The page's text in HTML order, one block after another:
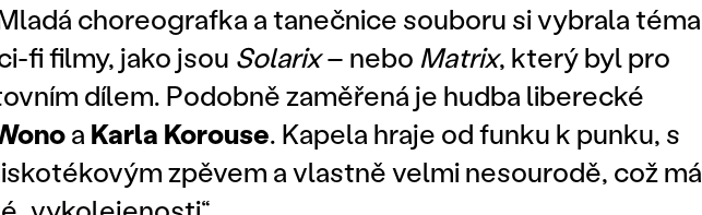
choreografka a tanečnice souboru si vybrala téma
fi filmy, jako jsou Solarix– nebo Matrix, který byl pro
dílem. Podobně zaměřená je hudba liberecké
a Karla Korouse. Kapela hraje od funku k punku, s
zpěvem a vlastně velmi nesourodě, což má